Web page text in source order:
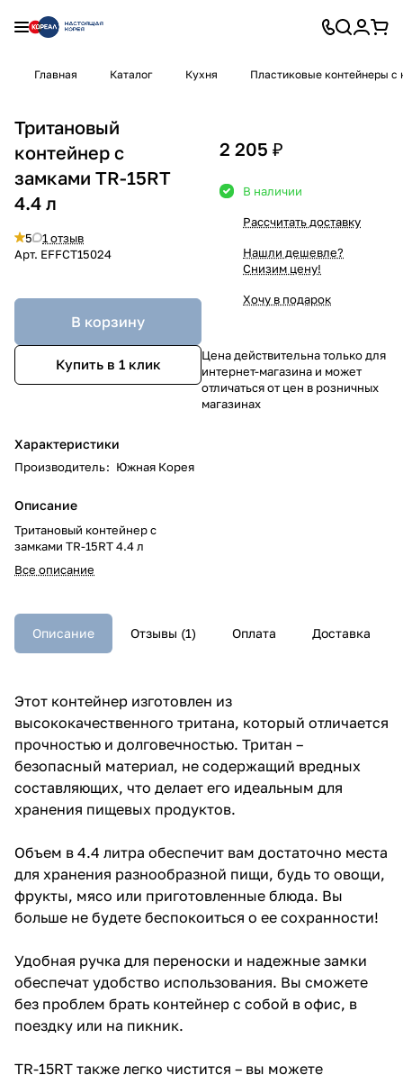
Главная Каталог Кухня Пластиковые контейнеры
Тритановый
контейнер с
замками TR-15RT
4.4 л
5
1 отзыв
Арт. EFFCT15024
В корзину
Купить в 1 клик
Характеристики
Производитель: Южная Корея
Описание
Тритановый контейнер с
замками TR-15RT 4.4 л
Все описание
2 205 ₽
В наличии
Рассчитать доставку
Нашли дешевле?
Снизим цену!
Хочу в подарок
Цена действительна только для
интернет-магазина и может
отличаться от цен в розничных
магазинах
Описание Отзывы (1) Оплата Доставка
Этот контейнер изготовлен из
высококачественного тритана, который отличается
прочностью и долговечностью. Тритан –
безопасный материал, не содержащий вредных
составляющих, что делает его идеальным для
хранения пищевых продуктов.
Объем в 4.4 литра обеспечит вам достаточно места
для хранения разнообразной пищи, будь то овощи,
фрукты, мясо или приготовленные блюда. Вы
больше не будете беспокоиться о ее сохранности!
Удобная ручка для переноски и надежные замки
обеспечат удобство использования. Вы сможете
без проблем брать контейнер с собой в офис, в
поездку или на пикник.
TR-15RT также легко чистится – вы можете